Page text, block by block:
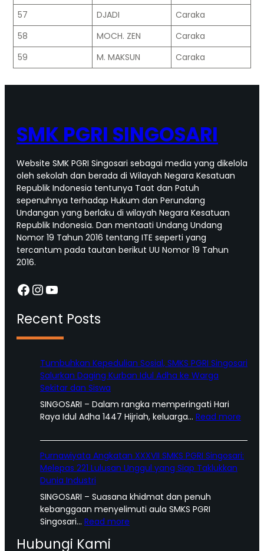
57 DJADI
Caraka
58
MOCH. ZEN
Caraka
59
M. MAKSUN Caraka
SMK PGRI SINGOSARI
Website SMK PGRI Singosari sebagai media yang dikelola
oleh sekolah dan berada di Wilayah Negara Kesatuan
Republik Indonesia tentunya Taat dan Patuh
sepenuhnya terhadap Hukum dan Perundang
Undangan yang berlaku di wilayah Negara Kesatuan
Republik Indonesia. Dan mentaati Undang Undang
Nomor 19 Tahun 2016 tentang ITE seperti yang
tercantum pada tautan berikut UU Nomor 19 Tahun
2016.
Facebook InstagramYouTube
Recent Posts
Tumbuhkan Kepedulian Sosial, SMKS PGRI Singosari
Salurkan Daging Kurban Idul Adha ke Warga
Sekitar dan Siswa
SINGOSARI – Dalam rangka memperingati Hari
Raya Idul Adha 1447 Hijriah, keluarga… Read more
u
m
Purnawiyata Angkatan XXXVII SMKS PGRI Singosari:
Melepas 221 Lulusan Unggul yang Siap Taklukkan
Dunia Industri
SINGOSARI – Suasana khidmat dan penuh
kebanggaan menyelimuti aula SMKS PGRI
Singosari… Read more
Hubungi Kami